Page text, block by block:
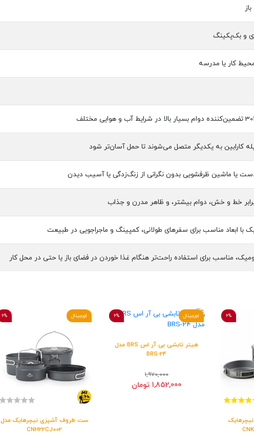
و بک‌پکینگ
کار یا مدرسه
کارابین به یکدیگر متصل می‌شوند تا حمل آسان‌تر شود
یا ماشین ظرفشویی بدون نگرانی از زنگ‌زدگی یا آسیب دیدن
خط و خش، دوام بیشتر، و ظاهر مدرن و جذاب
با ابعاد مناسب برای سفرهای طولانی، کمپینگ و ماجراجویی در طبیعت
مناسب برای استفاده راحت‌تر هنگام غذا خوردن در فضای باز یا حتی در محل کار
6%
6% اورجینال
هیتر تابشی بی آر اس BRS مدل
BRS-24
1,970,000
1,852,000 تومان
6% اورجینال
ست ظروف آشپزی نیچرهایک مدل
CNH22CJ002